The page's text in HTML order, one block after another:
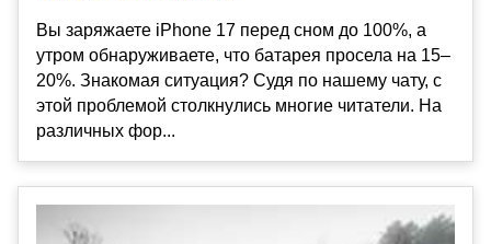
Вы заряжаете iPhone 17 перед сном до 100%, а
утром обнаруживаете, что батарея просела на 15–
20%. Знакомая ситуация? Судя по нашему чату, с
этой проблемой столкнулись многие читатели. На
различных фор...